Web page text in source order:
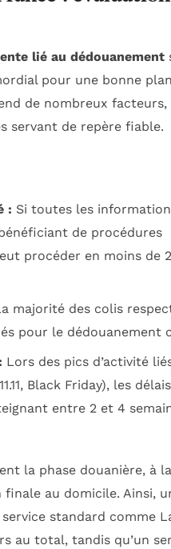
lié au dédouanement
pour une bonne
de nombreux facteurs,
servant de repère fiable.
: Si toutes les
de procédures
procéder en moins de
majorité des colis
pour le dédouanement
Lors des pics d’activité
Black Friday), les
entre 2 et 4
la phase douanière, à
finale au domicile. Ainsi,
standard comme
au total, tandis qu’un